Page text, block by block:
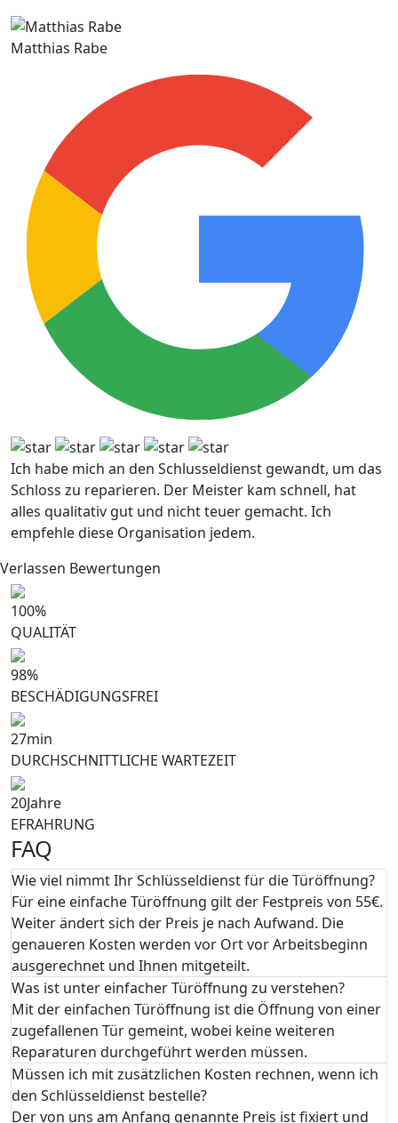
Matthias Rabe
Ich habe mich an den Schlusseldienst gewandt, um das
Schloss zu reparieren. Der Meister kam schnell, hat
alles qualitativ gut und nicht teuer gemacht. Ich
empfehle diese Organisation jedem.
Verlassen Bewertungen
100%
QUALITÄT
98%
BESCHÄDIGUNGSFREI
27min
DURCHSCHNITTLICHE WARTEZEIT
20Jahre
EFRAHRUNG
FAQ
Wie viel nimmt Ihr Schlüsseldienst für die Türöffnung?
Für eine einfache Türöffnung gilt der Festpreis von 55€.
Weiter ändert sich der Preis je nach Aufwand. Die
genaueren Kosten werden vor Ort vor Arbeitsbeginn
ausgerechnet und Ihnen mitgeteilt.
Was ist unter einfacher Türöffnung zu verstehen?
Mit der einfachen Türöffnung ist die Öffnung von einer
zugefallenen Tür gemeint, wobei keine weiteren
Reparaturen durchgeführt werden müssen.
Müssen ich mit zusätzlichen Kosten rechnen, wenn ich
den Schlüsseldienst bestelle?
Der von uns am Anfang genannte Preis ist fixiert und